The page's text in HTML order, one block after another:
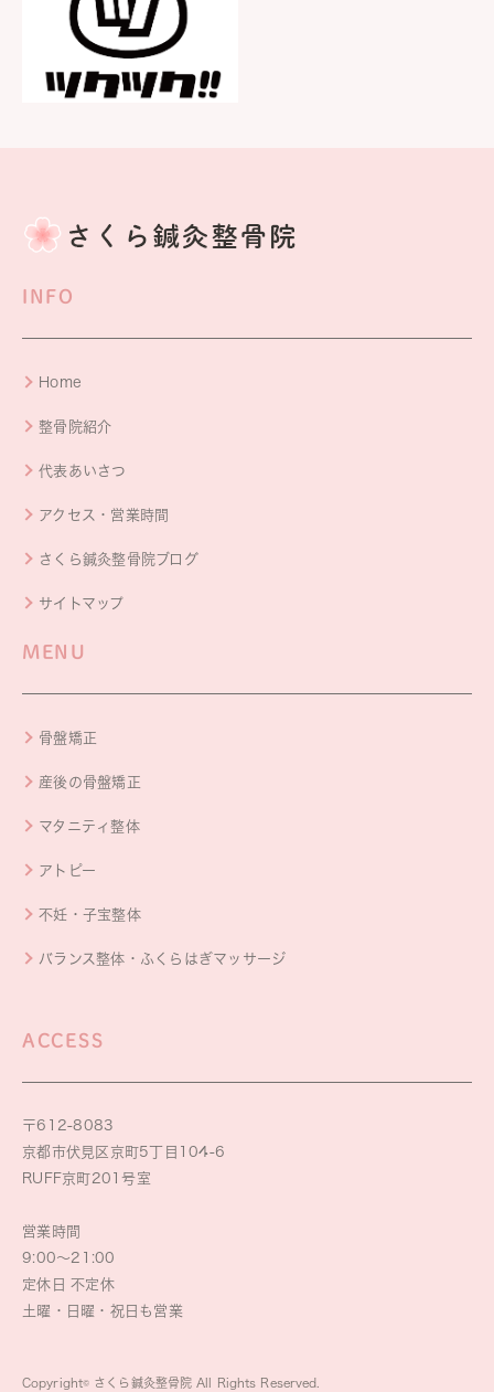
INFO
Home
整骨院紹介
代表あいさつ
アクセス・営業時間
さくら鍼灸整骨院ブログ
サイトマップ
MENU
骨盤矯正
産後の骨盤矯正
マタニティ整体
アトピー
不妊・子宝整体
バランス整体・ふくらはぎマッサージ
ACCESS
〒612-8083
京都市伏見区京町5丁目104-6
RUFF京町201号室
営業時間
9:00～21:00
定休日 不定休
土曜・日曜・祝日も営業
Copyright© さくら鍼灸整骨院 All Rights Reserved.